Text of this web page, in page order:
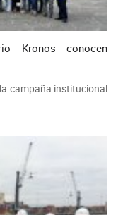
Kronos conocen
campaña institucional